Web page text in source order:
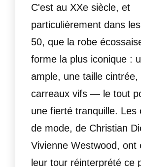
C'est au XXe siècle, et
particulièrement dans
50, que la robe
forme la plus iconique :
ample, une taille
carreaux vifs — le tout
une fierté tranquille. Les
de mode, de Christian
Vivienne Westwood, ont
leur tour réinterprété ce